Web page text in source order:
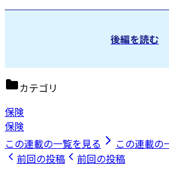
後編を読む
カテゴリ
保険
保険
この連載の一覧を見る
この連載の
前回の投稿
前回の投稿